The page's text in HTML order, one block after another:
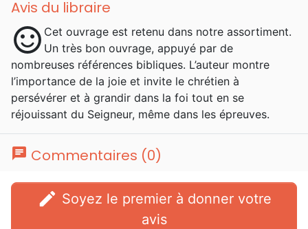
Avis du libraire
sentiment_satisfied Cet ouvrage est retenu dans notre assortiment.
Un très bon ouvrage, appuyé par de
nombreuses références bibliques. L’auteur montre
l’importance de la joie et invite le chrétien à
persévérer et à grandir dans la foi tout en se
réjouissant du Seigneur, même dans les épreuves.
chat Commentaires (0)
edit
avis